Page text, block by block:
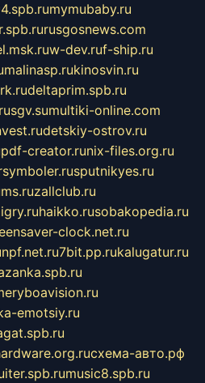
mymubaby.ru
rusgosnews.com
w-dev.ruf-ship.ru
malinasp.rukinosvin.ru
deltaprim.spb.ru
sgv.sumultiki-online.com
detskiy-ostrov.ru
pdf-creator.runix-files.org.ru
sputnikyes.ru
zallclub.ru
haikko.rusobakopedia.ru
clock.net.ru
npf.net.ru7bit.pp.rukalugatur.ru
emotsiy.ru
схема-авто.рф
music8.spb.ru